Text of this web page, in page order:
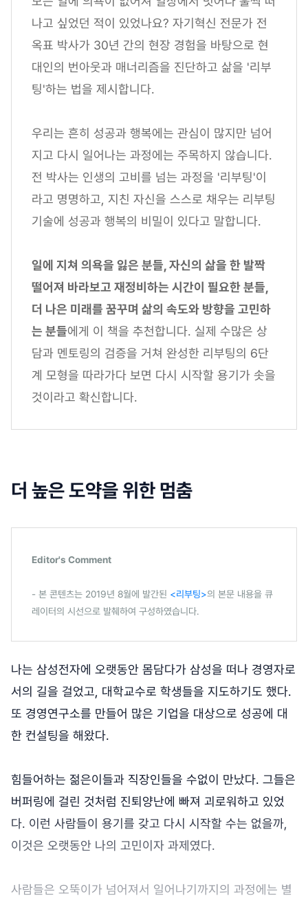
나고 싶었던 적이 있었나요? 자기혁신 전문가 전
옥표 박사가 30년 간의 현장 경험을 바탕으로 현
대인의 번아웃과 매너리즘을 진단하고 삶을 '리부
팅'하는 법을 제시합니다.
우리는 흔히 성공과 행복에는 관심이 많지만 넘어
지고 다시 일어나는 과정에는 주목하지 않습니다.
전 박사는 인생의 고비를 넘는 과정을 '리부팅'이
라고 명명하고, 지친 자신을 스스로 채우는 리부팅
기술에 성공과 행복의 비밀이 있다고 말합니다.
일에 지쳐 의욕을 잃은 분들, 자신의 삶을 한 발짝
떨어져 바라보고 재정비하는 시간이 필요한 분들,
더 나은 미래를 꿈꾸며 삶의 속도와 방향을 고민하
는 분들에게 이 책을 추천합니다. 실제 수많은 상
담과 멘토링의 검증을 거쳐 완성한 리부팅의 6단
계 모형을 따라가다 보면 다시 시작할 용기가 솟을
것이라고 확신합니다.
더 높은 도약을 위한 멈춤
Editor's Comment
- 본 콘텐츠는 2019년 8월에 발간된 <리부팅>의 본문 내용을 큐
레이터의 시선으로 발췌하여 구성하였습니다.
나는 삼성전자에 오랫동안 몸담다가 삼성을 떠나 경영자로
서의 길을 걸었고, 대학교수로 학생들을 지도하기도 했다.
또 경영연구소를 만들어 많은 기업을 대상으로 성공에 대
한 컨설팅을 해왔다.
힘들어하는 젊은이들과 직장인들을 수없이 만났다. 그들은
버퍼링에 걸린 것처럼 진퇴양난에 빠져 괴로워하고 있었
다. 이런 사람들이 용기를 갖고 다시 시작할 수는 없을까,
이것은 오랫동안 나의 고민이자 과제였다.
사람들은 오뚝이가 넘어져서 일어나기까지의 과정에는 별